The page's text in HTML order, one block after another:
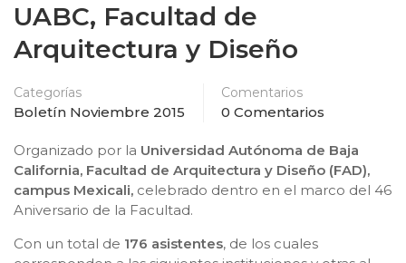
UABC, Facultad de
Arquitectura y Diseño
Categorías
Boletín Noviembre 2015
Comentarios
0 Comentarios
Organizado por la Universidad Autónoma de Baja
California, Facultad de Arquitectura y Diseño (FAD),
campus Mexicali, celebrado dentro en el marco del 46
Aniversario de la Facultad.
Con un total de 176 asistentes, de los cuales